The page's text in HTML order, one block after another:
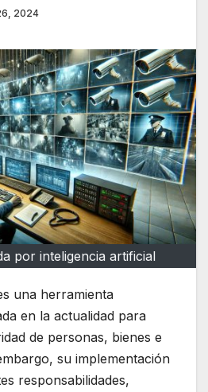
2024
por inteligencia artificial
una herramienta
en la actualidad para
de personas, bienes e
su implementación
responsabilidades,